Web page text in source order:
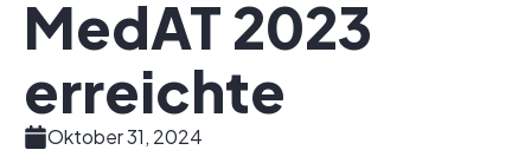
MedAT 2023
erreichte
Oktober 31, 2024